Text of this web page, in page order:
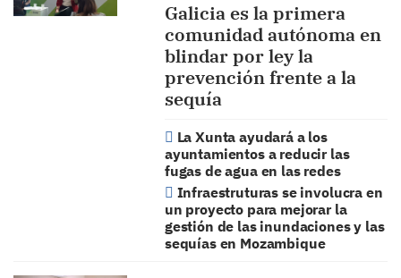
Galicia es la primera
comunidad autónoma en
blindar por ley la
prevención frente a la
sequía
La Xunta ayudará a los
ayuntamientos a reducir las
fugas de agua en las redes
Infraestruturas se involucra en
un proyecto para mejorar la
gestión de las inundaciones y las
sequías en Mozambique